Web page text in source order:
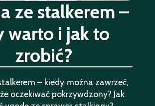
ze stalkerem –
warto i jak to
zrobić?
– kiedy można zawrzeć,
oczekiwać pokrzywdzony? Jak